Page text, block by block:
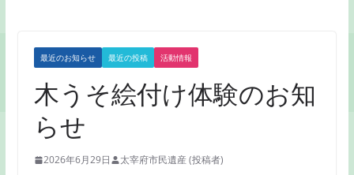
最近のお知らせ 最近の投稿 活動情報
木うそ絵付け体験のお知
らせ
2026年6月29日 太宰府市民遺産 (投稿者)